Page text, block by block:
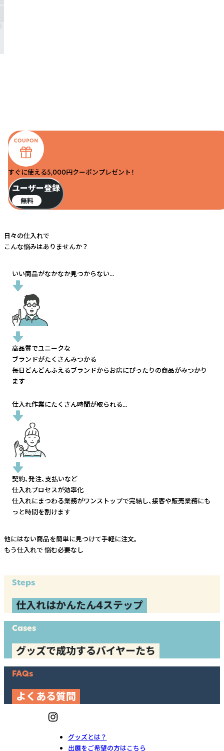
すぐに使える5,000円クーポンプレゼント！
ユーザー登録
無料
日々の仕入れで
こんな悩みはありませんか？
いい商品がなかなか見つからない...
高品質でユニークな
ブランドがたくさんみつかる
毎日どんどんふえるブランドからお店にぴったりの商品がみつかり
ます
仕入れ作業にたくさん時間が取られる...
契約、発注、支払いなど
仕入れプロセスが効率化
仕入れにまつわる業務がワンストップで完結し、接客や販売業務にも
っと時間を割けます
他にはない商品を簡単に見つけて手軽に注文。
もう仕入れで 悩む必要なし
Steps
仕入れはかんたん4ステップ
Cases
グッズで成功するバイヤーたち
FAQs
よくある質問
グッズとは？
出展をご希望の方はこちら